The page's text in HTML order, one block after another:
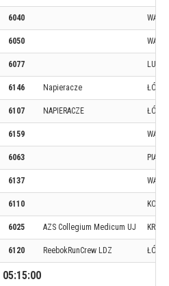
6040
6050
6077
6146 Napieracze ŁÓDŹ
6107 NAPIERACZE ŁÓDŹ
6159
6063
6137
6110
6025 AZS Collegium Medicum UJ
6120 ReebokRunCrew LDZ ŁÓDŹ